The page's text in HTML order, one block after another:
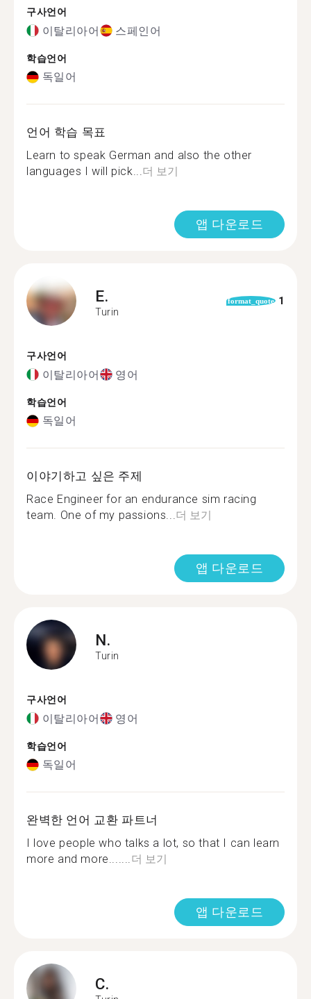
구사언어
이탈리아어 스페인어
학습언어
독일어
언어 학습 목표
Learn to speak German and also the other
languages I will pick...더 보기
앱 다운로드
E.
Turin
format_quote 1
구사언어
이탈리아어 영어
학습언어
독일어
이야기하고 싶은 주제
Race Engineer for an endurance sim racing
team. One of my passions...더 보기
앱 다운로드
N.
Turin
구사언어
이탈리아어 영어
학습언어
독일어
완벽한 언어 교환 파트너
I love people who talks a lot, so that I can learn
more and more.......더 보기
앱 다운로드
C.